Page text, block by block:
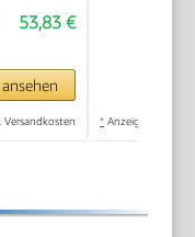
650
53,83 €
Versandkosten * Anzeige